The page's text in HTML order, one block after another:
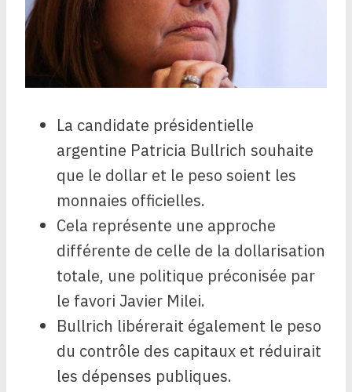
La candidate présidentielle
argentine Patricia Bullrich souhaite
que le dollar et le peso soient les
monnaies officielles.
Cela représente une approche
différente de celle de la dollarisation
totale, une politique préconisée par
le favori Javier Milei.
Bullrich libérerait également le peso
du contrôle des capitaux et réduirait
les dépenses publiques.